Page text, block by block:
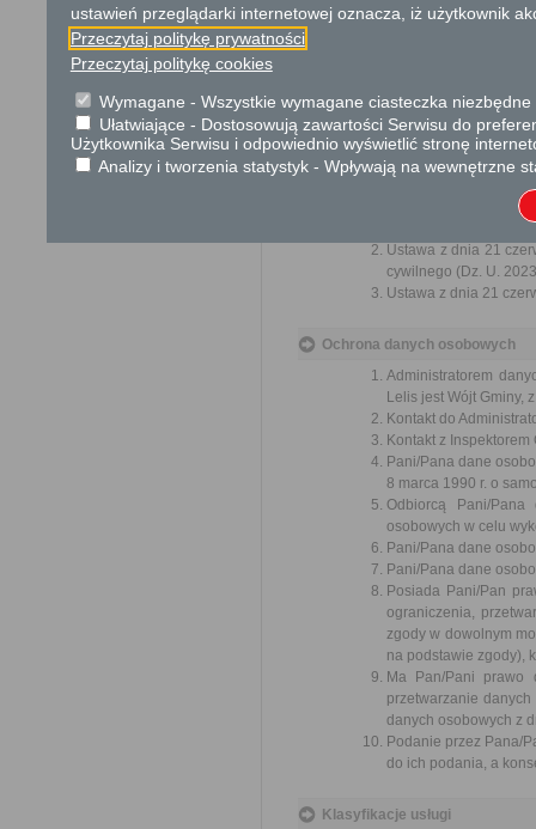
Przedmiotem skargi może
usprawnienie pracy i
Organ właściwy dla
miesiąca.
Ustawa z dnia 21
cywilnego (Dz. U.
Ustawa z dnia 21
Ochrona danych osobowych
Administratorem
Lelis jest Wójt Gminy,
Kontakt do
Kontakt z
Pani/Pana dane
8 marca 1990 r. o
Odbiorcą Pani/
osobowych w celu
Pani/Pana dane
Pani/Pana dane
Posiada Pani/Pan
ograniczenia,
zgody w dowolnym
na podstawie zgody),
Ma Pan/Pani prawo
przetwarzanie
danych osobowych z
Podanie przez Pana/
do ich podania, a
Klasyfikacje usługi
ustawień przeglądarki internetowej oznacza, iż użytkownik
Przeczytaj politykę prywatności
Przeczytaj politykę cookies
Wymagane - Wszystkie wymagane ciasteczka
Ułatwiające - Dostosowują zawartości Serwisu do
Użytkownika Serwisu i odpowiednio wyświetlić stronę
Analizy i tworzenia statystyk - Wpływają na wewnętrzne